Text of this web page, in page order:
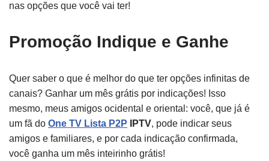
nas opções que você vai ter!
Promoção Indique e Ganhe
Quer saber o que é melhor do que ter opções infinitas de
canais? Ganhar um mês grátis por indicações! Isso
mesmo, meus amigos ocidental e oriental: você, que já é
um fã do One TV Lista P2P IPTV, pode indicar seus
amigos e familiares, e por cada indicação confirmada,
você ganha um mês inteirinho grátis!